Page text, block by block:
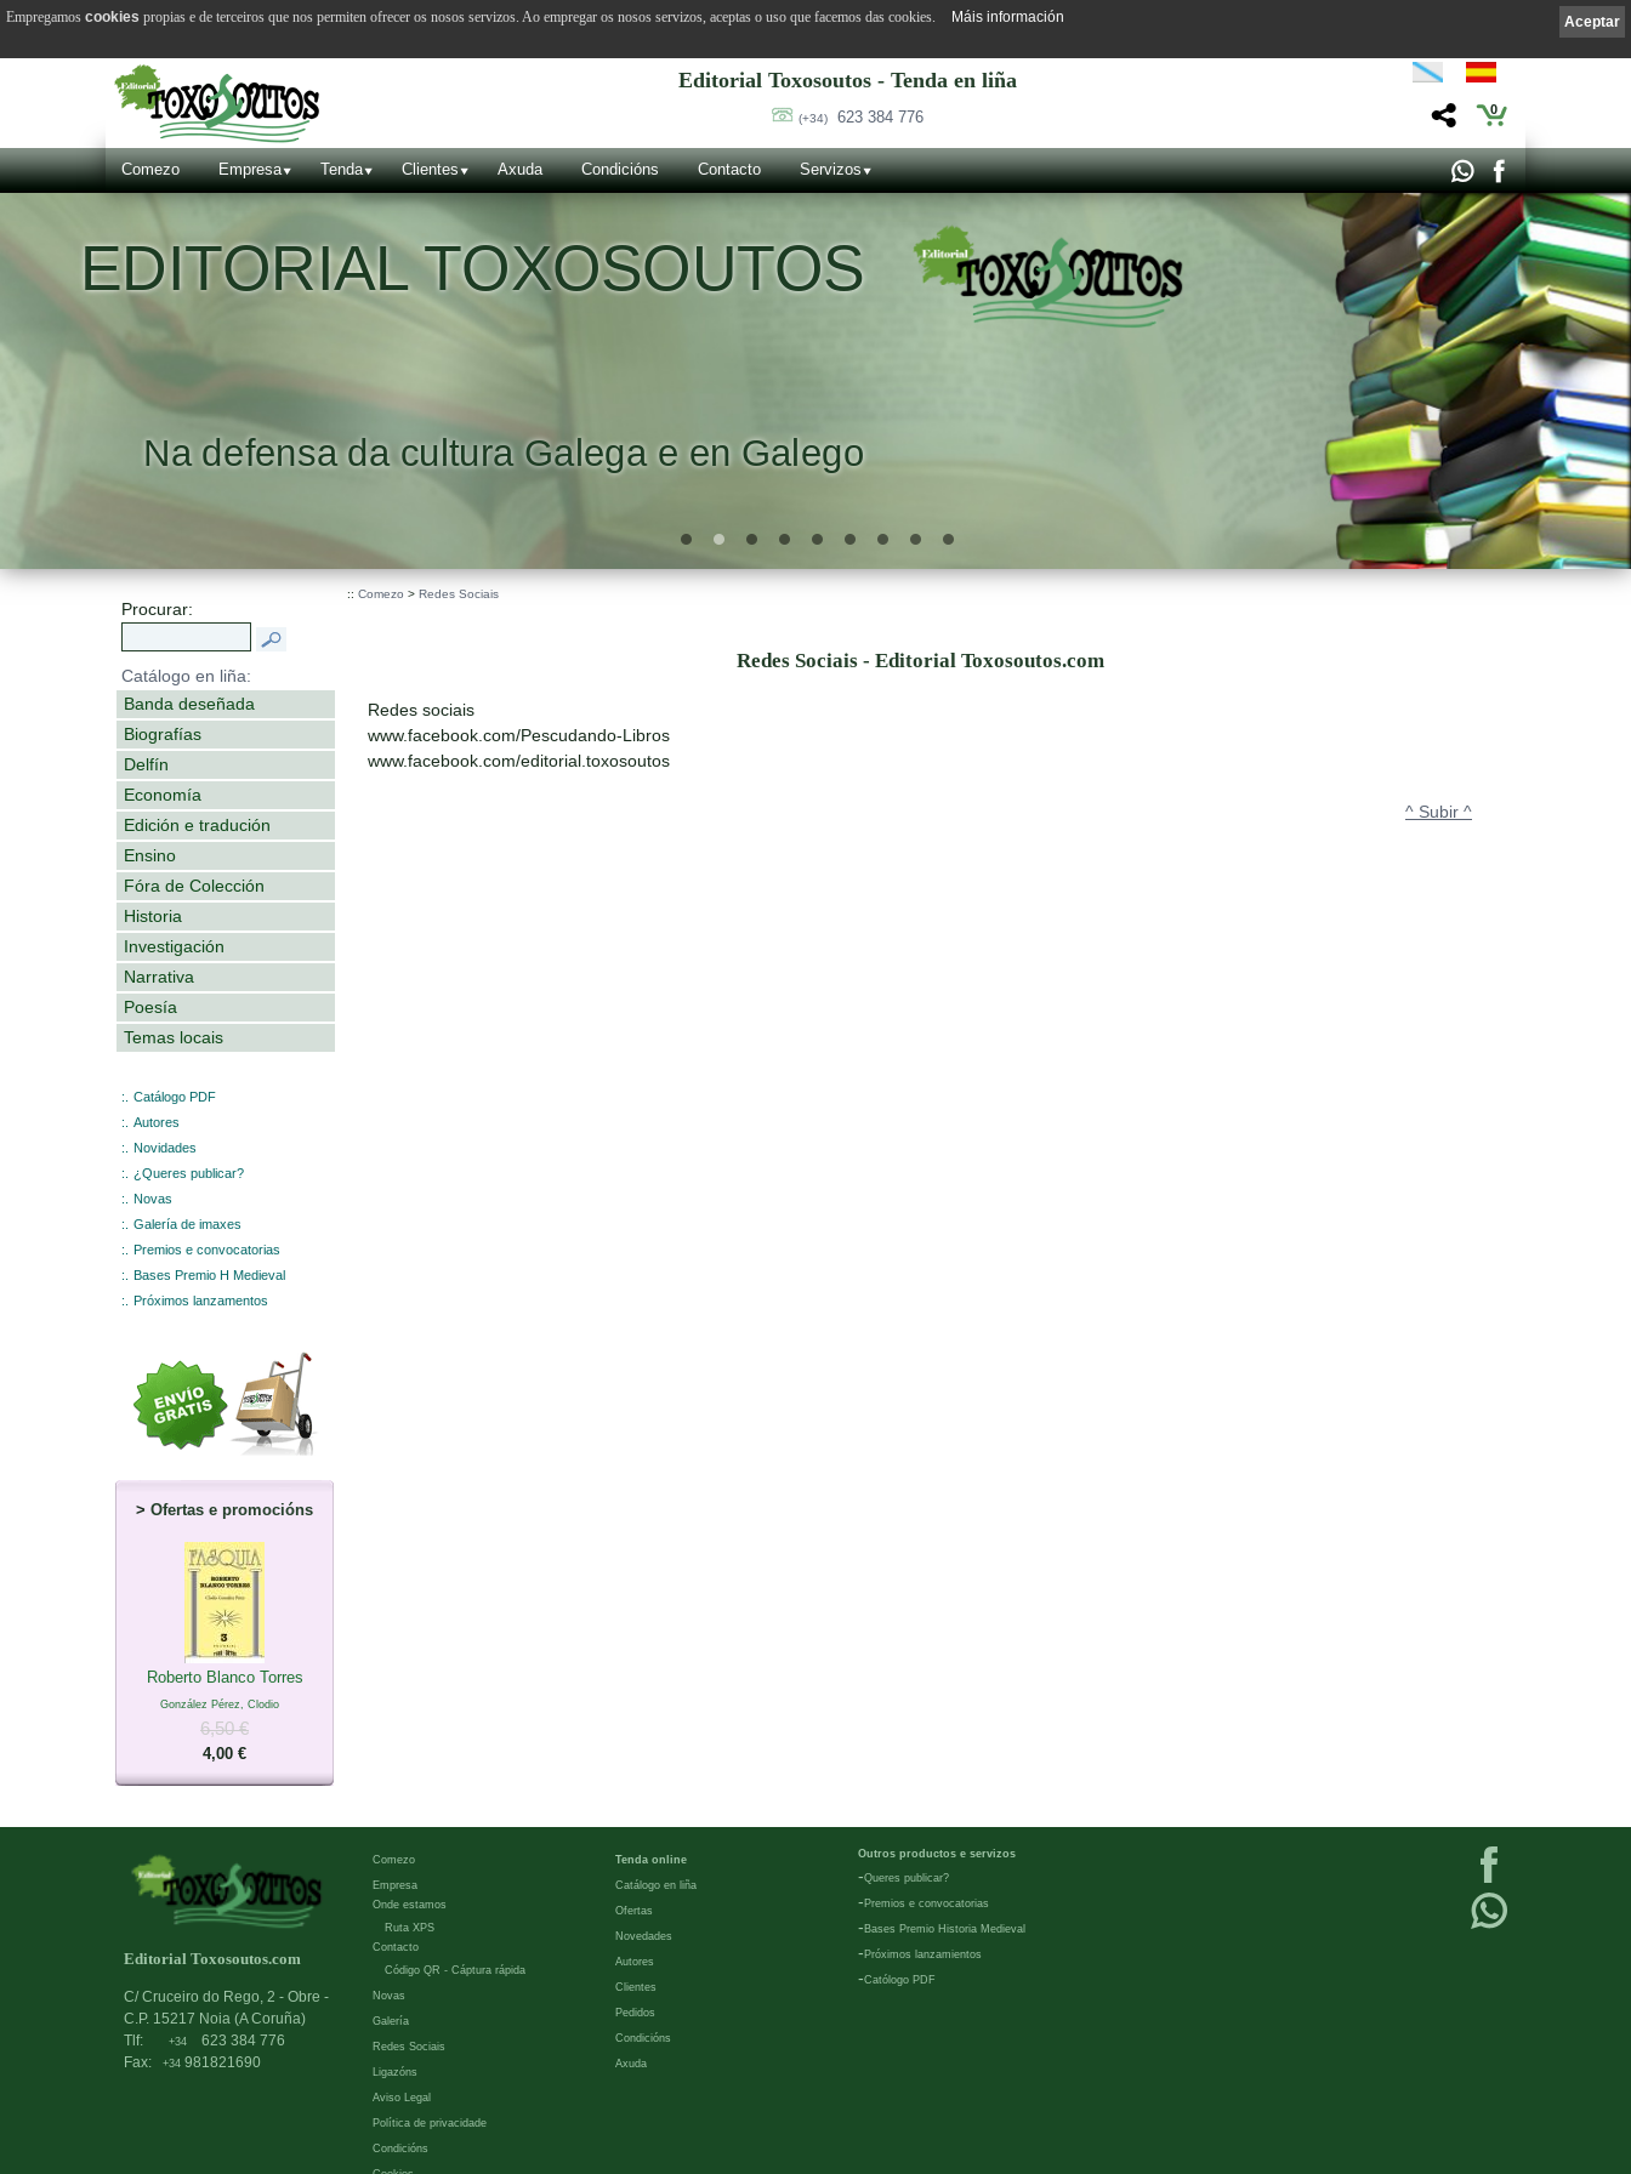
Editorial Toxosoutos - Tenda en liña
(+34) 623 384 776 0
Comezo Empresa Tenda Clientes Axuda Condicións Contacto Servizos
EDITORIAL TOXOSOUTOS
Na defensa da cultura Galega e en Galego
Procurar:
Catálogo en liña:
Banda deseñada
Biografías
Delfín
Economía
Edición e tradución
Ensino
Fóra de Colección
Historia
Investigación
Narrativa
Poesía
Temas locais
:.
Catálogo PDF
:.
Autores
:.
Novidades
:.
¿Queres publicar?
:.
Novas
:.
Galería de imaxes
:.
Premios e convocatorias
:.
Bases Premio H Medieval
:.
Próximos lanzamentos
> Ofertas e promocións
Roberto Blanco Torres
González Pérez, Clodio
6,50 €
4,00 €
:: Comezo > Redes Sociais
Redes Sociais - Editorial Toxosoutos.com
Redes sociais
www.facebook.com/Pescudando-Libros
www.facebook.com/editorial.toxosoutos
^ Subir ^
Editorial Toxosoutos.com
C/ Cruceiro do Rego, 2 - Obre -
C.P. 15217 Noia (A Coruña)
Tlf:
+34
623 384 776
Fax:
+34 981821690
Comezo
Empresa
Onde estamos
Ruta XPS
Contacto
Código QR - Cáptura rápida
Novas
Galería
Redes Sociais
Ligazóns
Aviso Legal
Política de privacidade
Condicións
Tenda online
Catálogo en liña
Ofertas
Novedades
Autores
Clientes
Pedidos
Condicións
Axuda
Outros productos e servizos
-Queres publicar?
- Premios e convocatorias
- Bases Premio Historia Medieval
- Próximos lanzamientos
-Católogo PDF
Aceptar
Empregamos cookies propias e de terceiros que nos permiten ofrecer os nosos servizos. Ao empregar os nosos servizos, aceptas o uso que facemos das cookies. Máis información